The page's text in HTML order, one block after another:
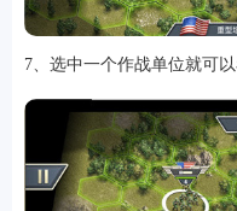
7、选中一个作战单位就可